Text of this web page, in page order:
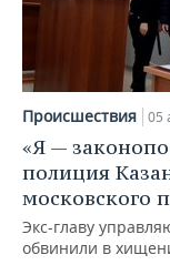
Происшествия 05
«Я —
полиция
московского
Экс-главу
обвинили в